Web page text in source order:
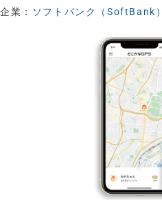
企業： ソフトバンク（SoftBank）